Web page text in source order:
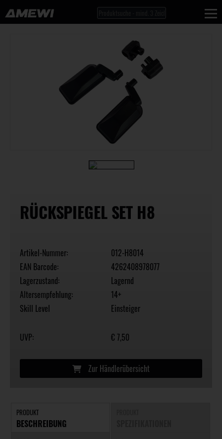
RÜCKSPIEGEL SET H8
Artikel-Nummer:
012-H8014
EAN Barcode:
4262408978077
Lagerzustand:
Lagernd
Altersempfehlung:
14+
Skill Level
Einsteiger
UVP: € 7,50
Zur Händlerübersicht
PRODUKT
BESCHREIBUNG